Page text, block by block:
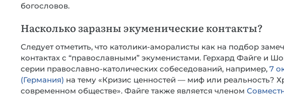
богословов.
Насколько заразны экуменические контакты?
Следует отметить, что католики-аморалисты как на подбор
контактах с “православными” экуменистами. Герхард Файге и
серии православно-католических собеседований, например, 7
(Германия) на тему «Кризис ценностей — миф или реальность?
современном обществе». Файге также является членом